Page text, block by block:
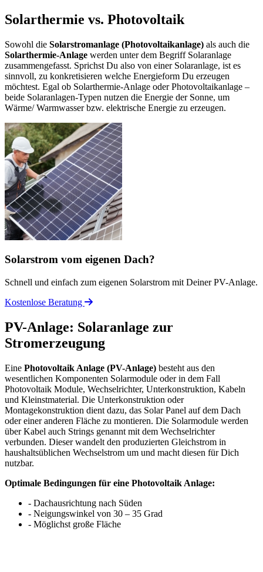
Solarthermie vs. Photovoltaik
Sowohl die Solarstromanlage (Photovoltaikanlage) als auch die
Solarthermie-Anlage werden unter dem Begriff Solaranlage
zusammengefasst. Sprichst Du also von einer Solaranlage, ist es
sinnvoll, zu konkretisieren welche Energieform Du erzeugen
möchtest. Egal ob Solarthermie-Anlage oder Photovoltaikanlage –
beide Solaranlagen-Typen nutzen die Energie der Sonne, um
Wärme/ Warmwasser bzw. elektrische Energie zu erzeugen.
Solarstrom vom eigenen Dach?
Schnell und einfach zum eigenen Solarstrom mit Deiner PV-Anlage.
Kostenlose Beratung
PV-Anlage: Solaranlage zur
Stromerzeugung
Eine Photovoltaik Anlage (PV-Anlage) besteht aus den
wesentlichen Komponenten Solarmodule oder in dem Fall
Photovoltaik Module, Wechselrichter, Unterkonstruktion, Kabeln
und Kleinstmaterial. Die Unterkonstruktion oder
Montagekonstruktion dient dazu, das Solar Panel auf dem Dach
oder einer anderen Fläche zu montieren. Die Solarmodule werden
über Kabel auch Strings genannt mit dem Wechselrichter
verbunden. Dieser wandelt den produzierten Gleichstrom in
haushaltsüblichen Wechselstrom um und macht diesen für Dich
nutzbar.
Optimale Bedingungen für eine Photovoltaik Anlage:
- Dachausrichtung nach Süden
- Neigungswinkel von 30 – 35 Grad
- Möglichst große Fläche